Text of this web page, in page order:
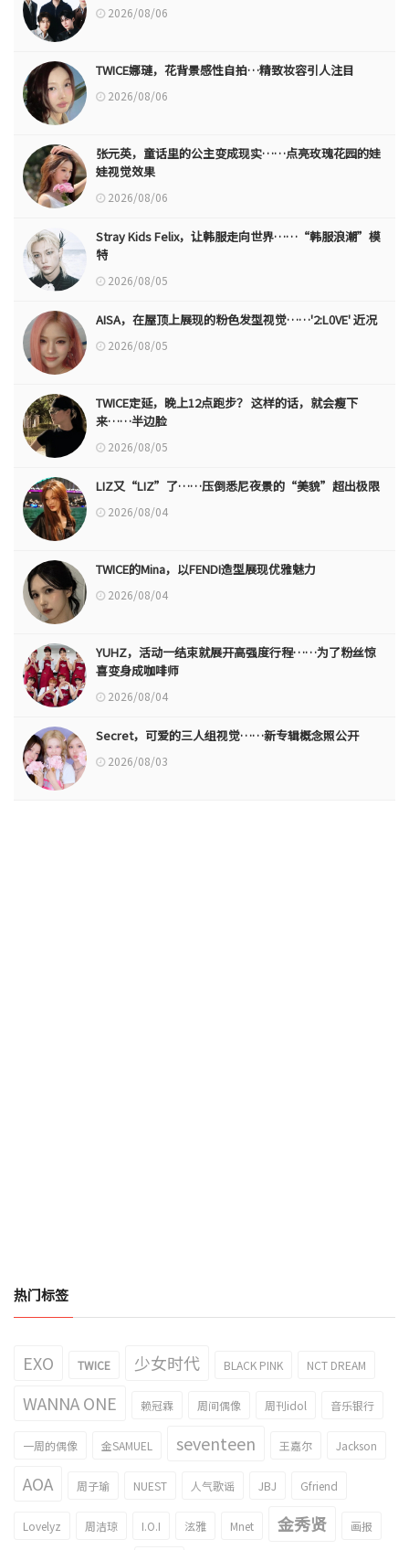
2026/08/06
TWICE娜璉，花背景感性自拍…精致妆容引人注目
2026/08/06
张元英，童话里的公主变成现实……点亮玫瑰花园的娃
娃视觉效果
2026/08/06
Stray Kids Felix，让韩服走向世界……“韩服浪潮”模
特
2026/08/05
AISA，在屋顶上展现的粉色发型视觉……'2:L0VE' 近况
2026/08/05
TWICE定延，晚上12点跑步？ 这样的话，就会瘦下
来……半边脸
2026/08/05
LIZ又“LIZ”了……压倒悉尼夜景的“美貌”超出极限
2026/08/04
TWICE的Mina，以FENDI造型展现优雅魅力
2026/08/04
YUHZ，活动一结束就展开高强度行程……为了粉丝惊
喜变身成咖啡师
2026/08/04
Secret，可爱的三人组视觉……新专辑概念照公开
2026/08/03
热门标签
EXO TWICE 少女时代 BLACK PINK NCT DREAM
WANNA ONE 赖冠霖 周间偶像 周刊idol 音乐银行
一周的偶像 金SAMUEL seventeen 王嘉尔 Jackson
AOA 周子瑜 NUEST 人气歌谣 JBJ Gfriend
Lovelyz 周洁琼 I.O.I 泫雅 Mnet 金秀贤 画报